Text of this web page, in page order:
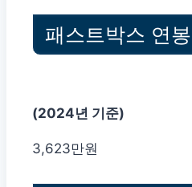
패스트박스 연
(2024년 기준)
3,623만원